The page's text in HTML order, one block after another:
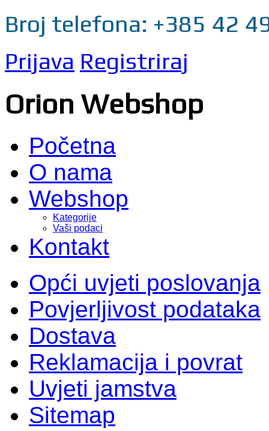
Broj telefona: +385 42
Prijava Registriraj
Orion Webshop
Početna
O nama
Webshop
Kategorije
Vaši podaci
Kontakt
Opći uvjeti poslovanja
Povjerljivost podataka
Dostava
Reklamacija i povrat
Uvjeti jamstva
Sitemap